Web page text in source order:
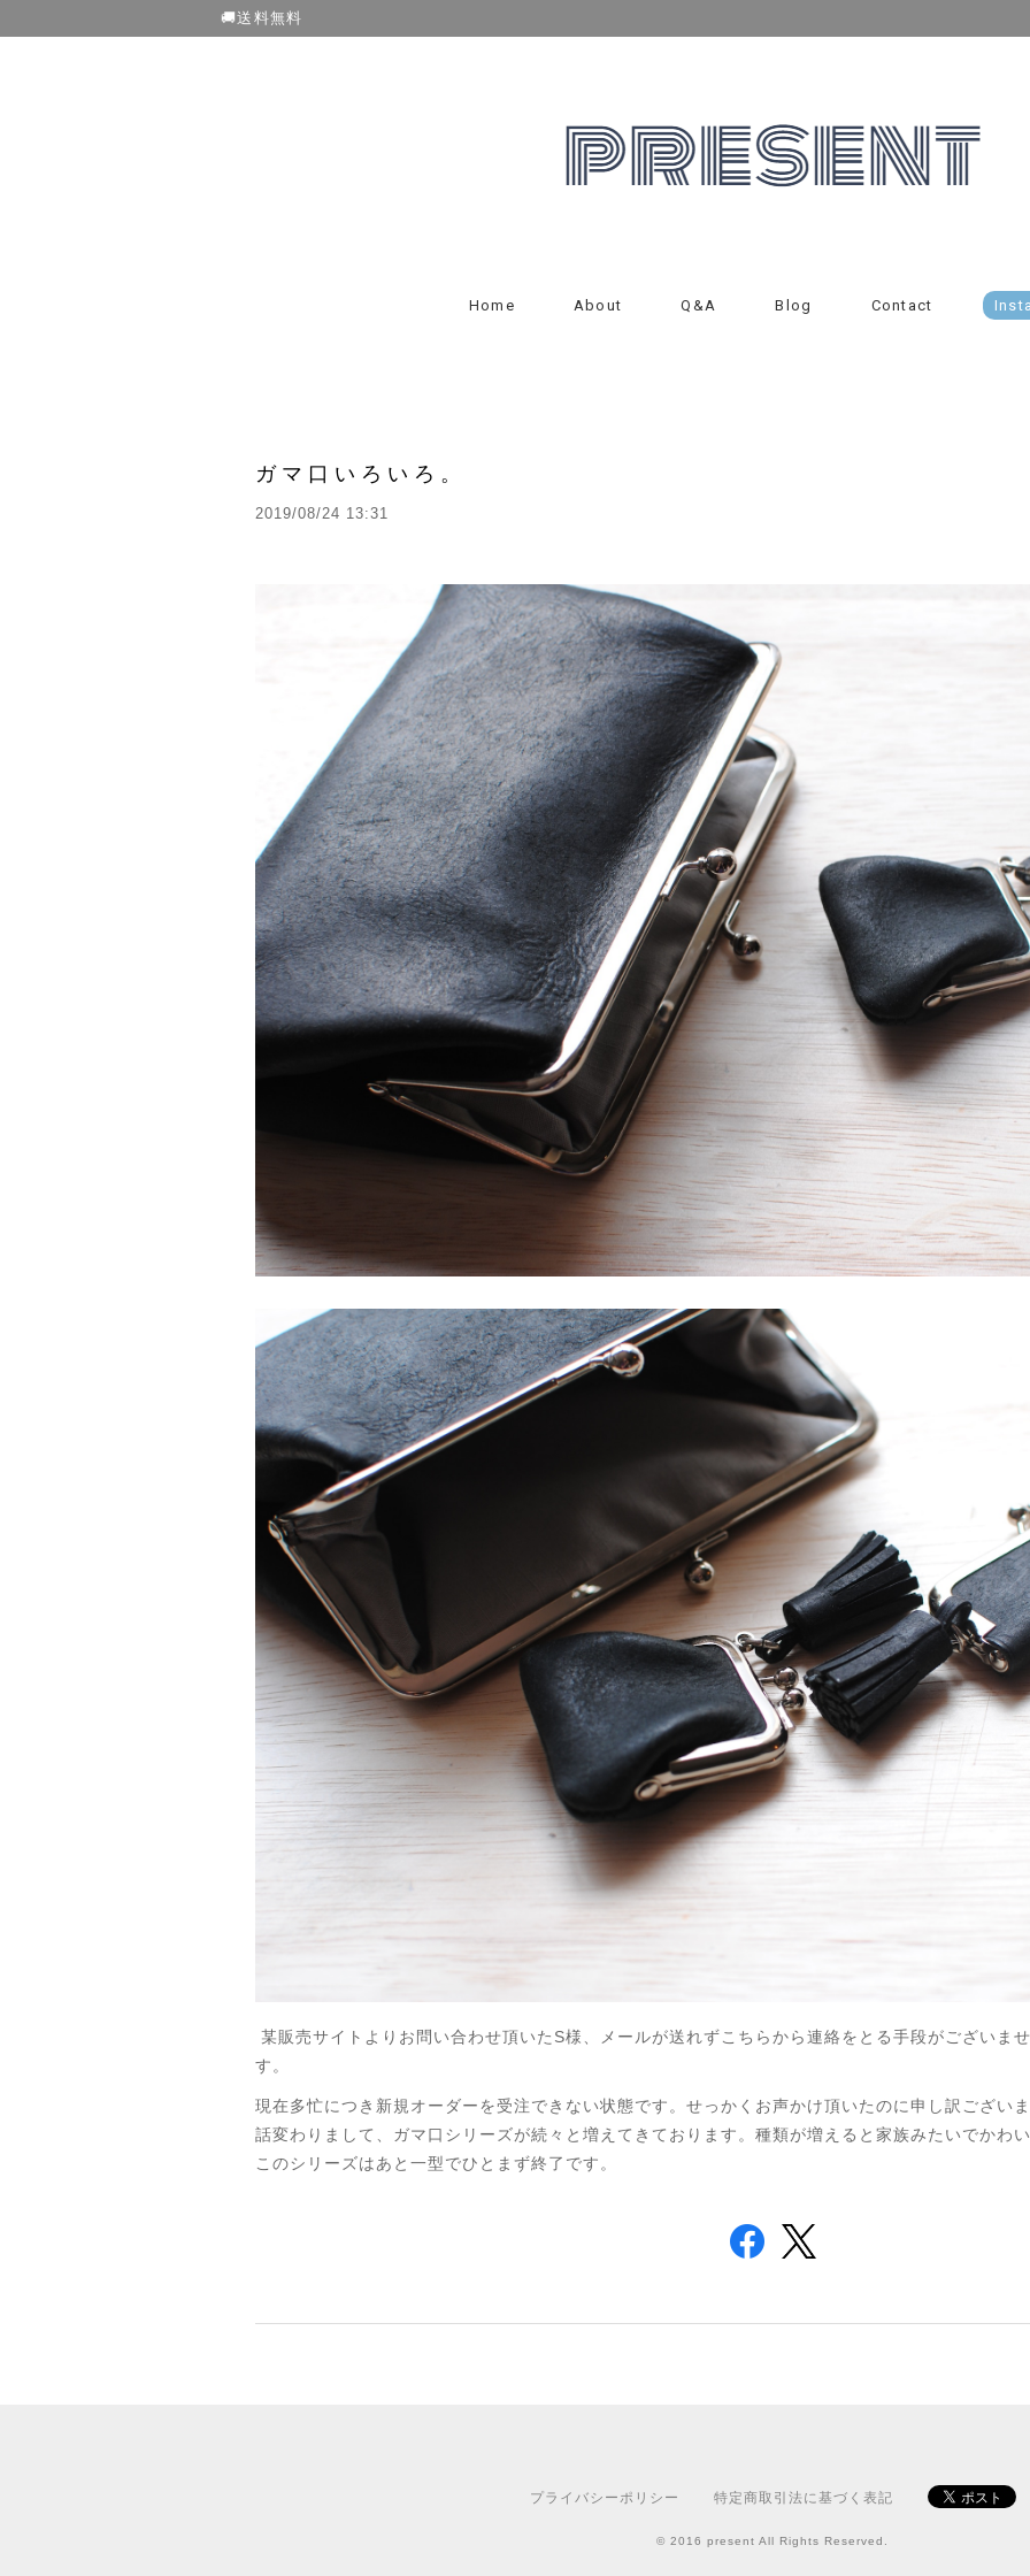
🚚送料無料
Home About Q&A Blog Contact
ガマ口いろいろ。
2019/08/24 13:31
某販売サイトよりお問い合わせ頂いたS様、メールが送れずこちらから連絡をとる手段がございま
す。
現在多忙につき新規オーダーを受注できない状態です。せっかくお声かけ頂いたのに申し訳ございま
話変わりまして、ガマ口シリーズが続々と増えてきております。種類が増えると家族みたいでかわい
このシリーズはあと一型でひとまず終了です。
プライバシーポリシー 特定商取引法に基づく表記
© 2016 present All Rights Reserved.